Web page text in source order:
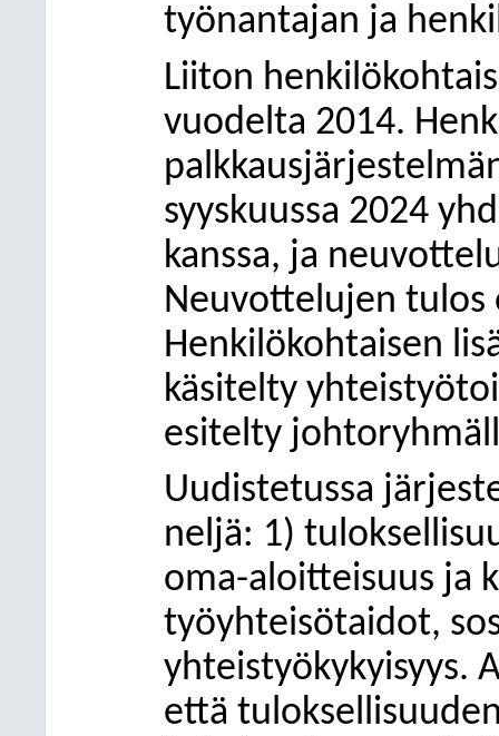
työnantajan ja
Liiton
vuodelta 2014.
syyskuussa 2024
kanssa, ja
Neuvottelujen tulos
Henkilökohtaisen
käsitelty
esitelty
Uudistetussa
neljä: 1)
oma-aloitteisuus ja
työyhteisötaidot,
yhteistyökykyisyys.
että